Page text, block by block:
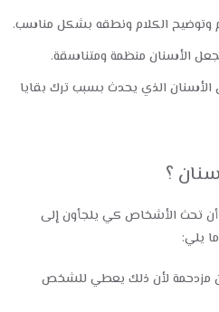
الكلام ونطقه بشكل مناسب.
الأسنان منظمة ومتناسقة.
الذي يحدث بسبب ترك بقايا
؟
تحث الأشخاص كي يلجأون إلى
يلي:
مزدحمة لأن ذلك يعطي للشخص